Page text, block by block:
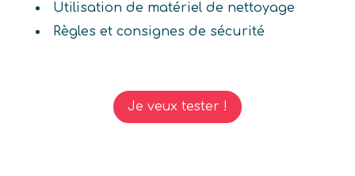
Utilisation de matériel de nettoyage
Règles et consignes de sécurité
Je veux tester !